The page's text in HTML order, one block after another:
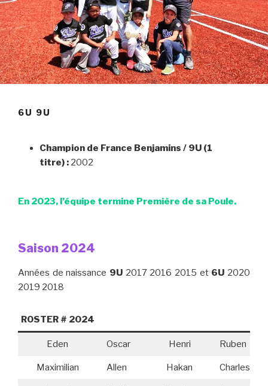
6U 9U
Champion de France Benjamins / 9U (1
titre) : 2002
En 2023, l’équipe termine Première de sa Poule.
Saison 2024
Années de naissance 9U 2017 2016 2015 et 6U 2020
2019 2018
ROSTER # 2024
Eden Oscar Henri Ruben
Maximilian Allen Hakan Charles